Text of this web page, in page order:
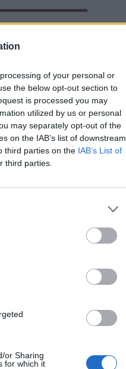
of your personal or
the below opt-out section to
is processed you may
utilized by us or personal
may separately opt-out of the
on the IAB’s list of downstream
third parties on the IAB’s List of
third parties.
or Sharing
for which it